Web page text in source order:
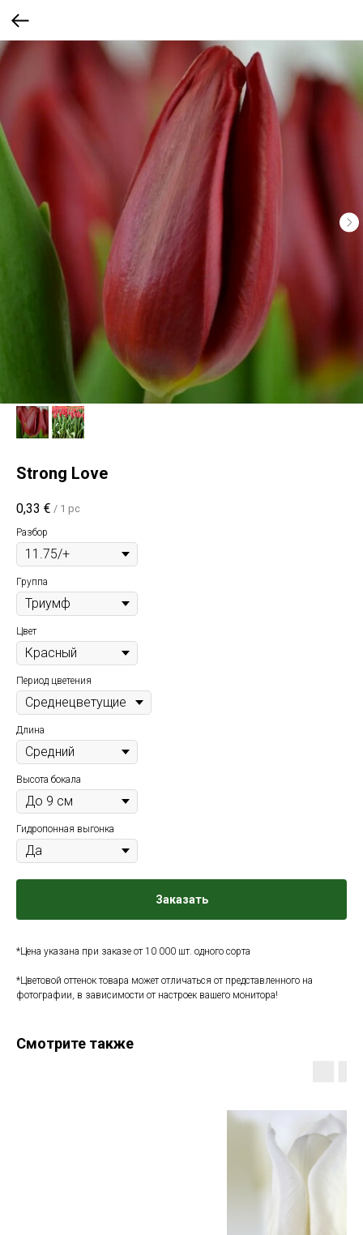
Strong Love
0,33 € / 1 pc
Разбор
Группа
Цвет
Период цветения
Длина
Высота бокала
Гидропонная выгонка
Заказать
*Цена указана при заказе от 10 000 шт. одного сорта
*Цветовой оттенок товара может отличаться от представленного на
фотографии, в зависимости от настроек вашего монитора!
Смотрите также